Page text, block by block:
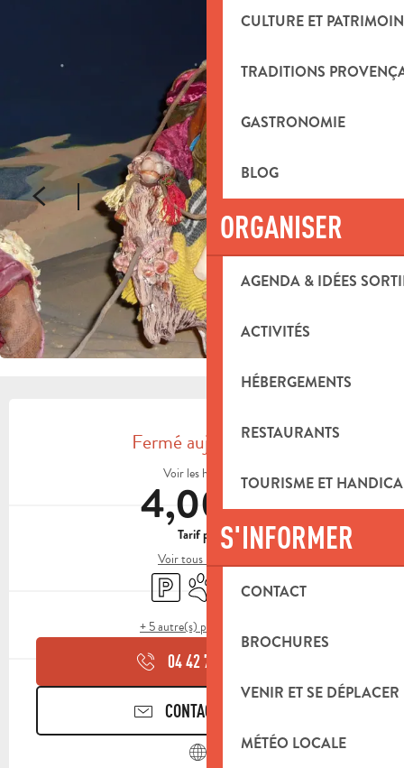
CULTURE ET
TRADITIONS
GASTRONOMIE
BLOG
ORGANISER
AGENDA & IDÉES
ACTIVITÉS
HÉBERGEMENTS
RESTAURANTS
TOURISME ET
S'INFORMER
CONTACT
BROCHURES
VENIR ET SE DÉPLACER
MÉTÉO LOCALE
OUVERTURE ET COORDONNÉES
Fermé aujourd'hui
Voir les horaires
4,00 €
Tarif plein
Voir tous les tarifs
ParkingAnimaux acceptés
Boutique
+ 5 autre(s) prestation(s)
04 42 70 95
CONTACTEZ-NOUS